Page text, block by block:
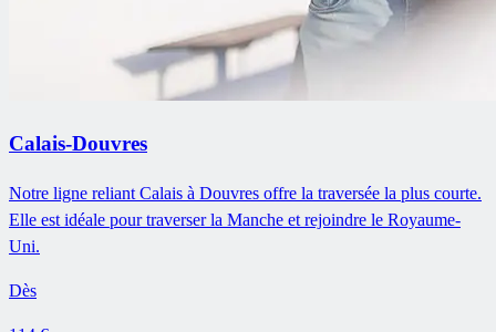
Calais-Douvres
Notre ligne reliant Calais à Douvres offre la traversée la plus courte.
Elle est idéale pour traverser la Manche et rejoindre le Royaume-
Uni.
Dès